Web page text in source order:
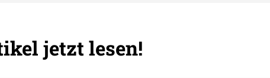
jetzt lesen!